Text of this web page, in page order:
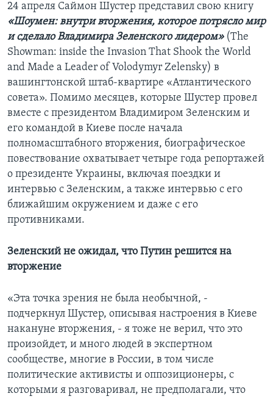
24 апреля Саймон Шустер представил свою книгу
«Шоумен: внутри вторжения, которое потрясло мир
и сделало Владимира Зеленского лидером»(The
Showman: inside the Invasion That Shook the World
and Made a Leader of Volodymyr Zelensky) в
вашингтонской штаб-квартире «Атлантического
совета». Помимо месяцев, которые Шустер провел
вместе с президентом Владимиром Зеленским и
его командой в Киеве после начала
полномасштабного вторжения, биографическое
повествование охватывает четыре года репортажей
о президенте Украины, включая поездки и
интервью с Зеленским, а также интервью с его
ближайшим окружением и даже с его
противниками.
Зеленский не ожидал, что Путин решится на
вторжение
«Эта точка зрения не была необычной, -
подчеркнул Шустер, описывая настроения в Киеве
накануне вторжения, - я тоже не верил, что это
произойдет, и много людей в экспертном
сообществе, многие в России, в том числе
политические активисты и оппозиционеры, с
которыми я разговаривал, не предполагали, что